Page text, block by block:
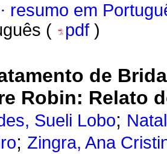
· resumo em
(
pdf )
de
Robin: Relato
Sueli Lobo;
; Zingra, Ana